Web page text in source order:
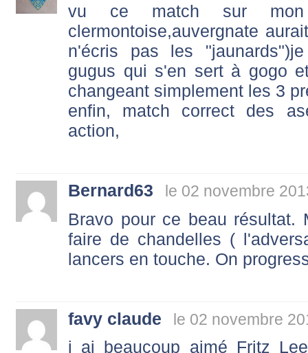
vu ce match sur mon
clermontoise,auvergnate
n'écris pas les
gugus qui s'en sert à gogo
changeant simplement les 3
enfin, match correct des
action,
Bernard63 le 02 novembre
Bravo pour ce beau résultat.
faire de chandelles (
lancers en touche. On
favy claude le 02 novembre
j ai beaucoup aimé Fritz